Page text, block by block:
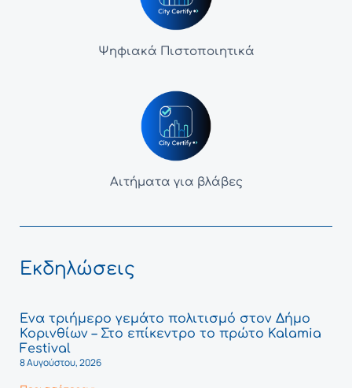
Ψηφιακά Πιστοποιητικά
Αιτήματα για βλάβες
Εκδηλώσεις
Ένα τριήμερο γεμάτο πολιτισμό στον Δήμο
Κορινθίων – Στο επίκεντρο το πρώτο Kalamia
Festival
8 Αυγούστου, 2026